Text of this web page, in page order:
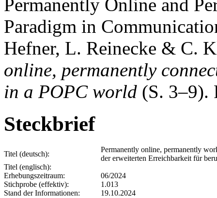
Permanently Online and
Paradigm in
Hefner, L. Reinecke & C.
online, permanently
in a POPC world (S. 3–9).
Steckbrief
Titel (deutsch):
Permanently online, permanently
der erweiterten Erreichbarkeit für
Titel (englisch):
Erhebungszeitraum:
06/2024
Stichprobe (effektiv):
1.013
Stand der Informationen:
19.10.2024